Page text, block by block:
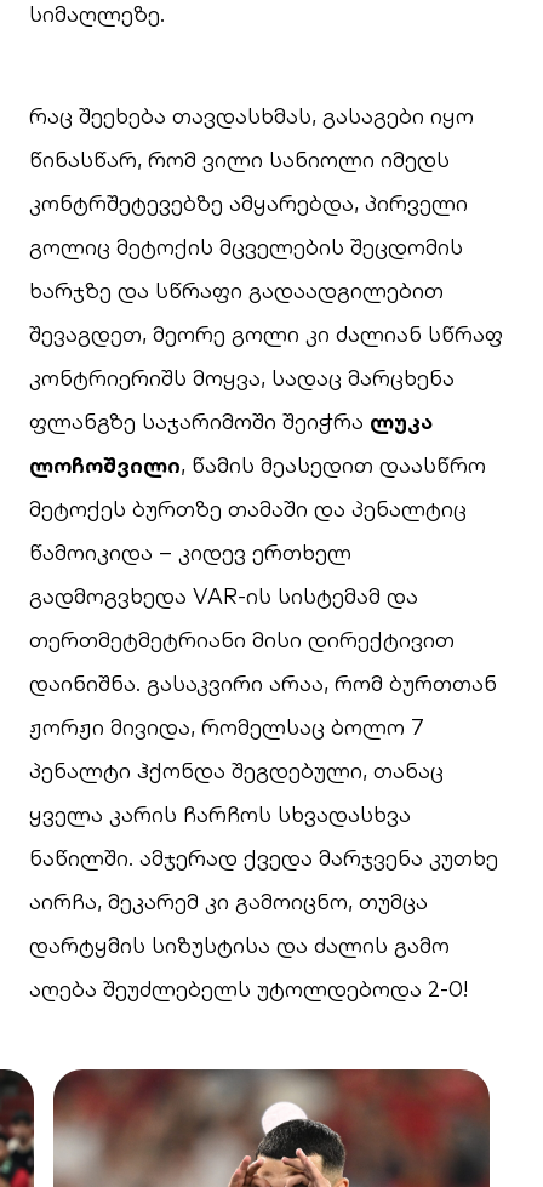
სიმაღლეზე.
რაც შეეხება თავდასხმას, გასაგები იყო
წინასწარ, რომ ვილი სანიოლი იმედს
კონტრშეტევებზე ამყარებდა, პირველი
გოლიც მეტოქის მცველების შეცდომის
ხარჯზე და სწრაფი გადაადგილებით
შევაგდეთ, მეორე გოლი კი ძალიან სწრაფ
კონტრიერიშს მოყვა, სადაც მარცხენა
ფლანგზე საჯარიმოში შეიჭრა ლუკა
ლოჩოშვილი, წამის მეასედით დაასწრო
მეტოქეს ბურთზე თამაში და პენალტიც
წამოიკიდა – კიდევ ერთხელ
გადმოგვხედა VAR-ის სისტემამ და
თერთმეტმეტრიანი მისი დირექტივით
დაინიშნა. გასაკვირი არაა, რომ ბურთთან
ჟორჟი მივიდა, რომელსაც ბოლო 7
პენალტი ჰქონდა შეგდებული, თანაც
ყველა კარის ჩარჩოს სხვადასხვა
ნაწილში. ამჯერად ქვედა მარჯვენა კუთხე
აირჩა, მეკარემ კი გამოიცნო, თუმცა
დარტყმის სიზუსტისა და ძალის გამო
აღება შეუძლებელს უტოლდებოდა 2-0!